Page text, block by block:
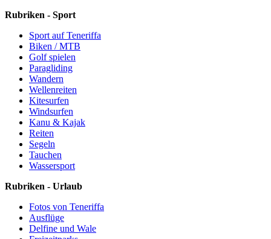
Rubriken - Sport
Sport auf Teneriffa
Biken / MTB
Golf spielen
Paragliding
Wandern
Wellenreiten
Kitesurfen
Windsurfen
Kanu & Kajak
Reiten
Segeln
Tauchen
Wassersport
Rubriken - Urlaub
Fotos von Teneriffa
Ausflüge
Delfine und Wale